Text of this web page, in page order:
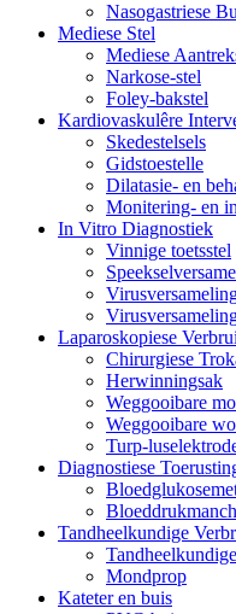
Nasogastriese
Mediese Stel
Mediese
Narkose-stel
Foley-bakstel
Kardiovaskulêre
Skedestelsels
Gidstoestelle
Dilatasie- en
Monitering- en
In Vitro Diagnostiek
Vinnige toetsstel
Laparoskopiese
Chirurgiese
Herwinningsak
Weggooibare
Weggooibare
Turp-
Diagnostiese
Tandheelkundige
Mondprop
Kateter en buis